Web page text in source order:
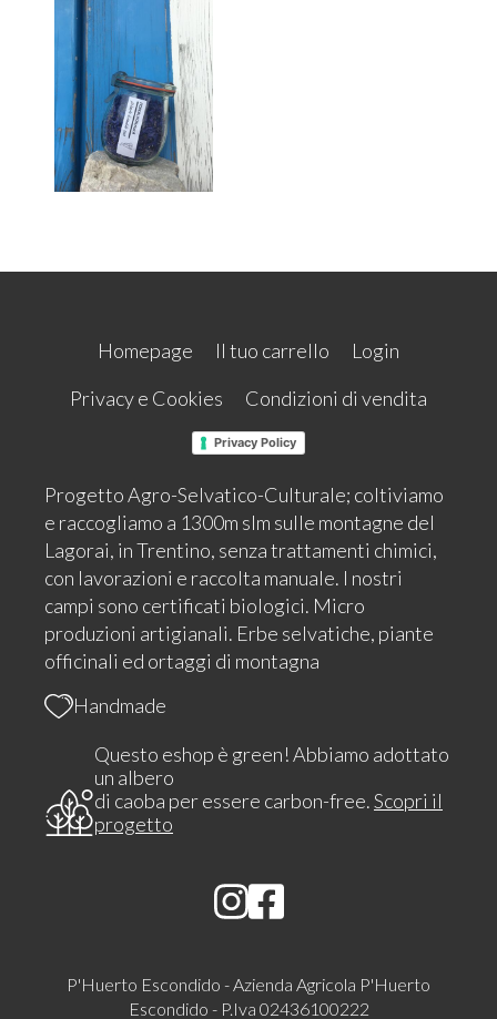
Homepage Il tuo carrello
Login
Privacy e Cookies
Condizioni di vendita
Privacy Policy
Progetto Agro-Selvatico-Culturale; coltiviamo
e raccogliamo a 1300m slm sulle montagne del
Lagorai, in Trentino, senza trattamenti chimici,
con lavorazioni e raccolta manuale. I nostri
campi sono certificati biologici. Micro
produzioni artigianali. Erbe selvatiche, piante
officinali ed ortaggi di montagna
Handmade
Questo eshop è green! Abbiamo adottato
un albero
di caoba per essere carbon-free.Scopri il
progetto
P'Huerto Escondido - Azienda Agricola P'Huerto
Escondido - P.Iva 02436100222